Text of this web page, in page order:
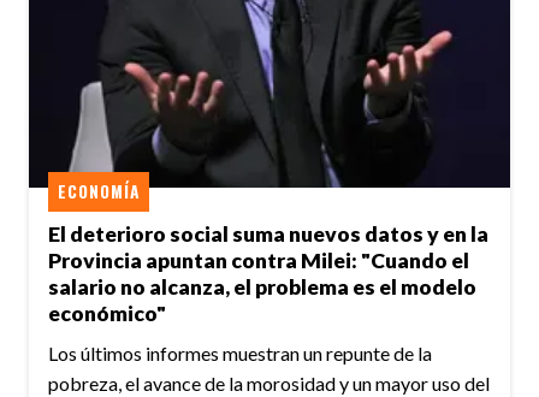
El deterioro social suma nuevos datos y en la
Provincia apuntan contra Milei: "Cuando el
salario no alcanza, el problema es el modelo
económico"
ECONOMÍA
Los últimos informes muestran un repunte de la
pobreza, el avance de la morosidad y un mayor uso del